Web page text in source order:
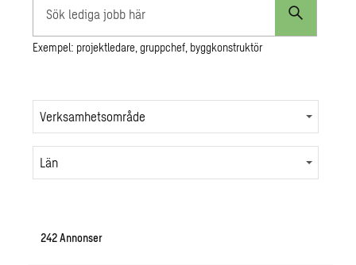
Sök
lediga
Exempel: projektledare, gruppchef, byggkonstruktör
Verksamhetsområde
Län
242Annonser